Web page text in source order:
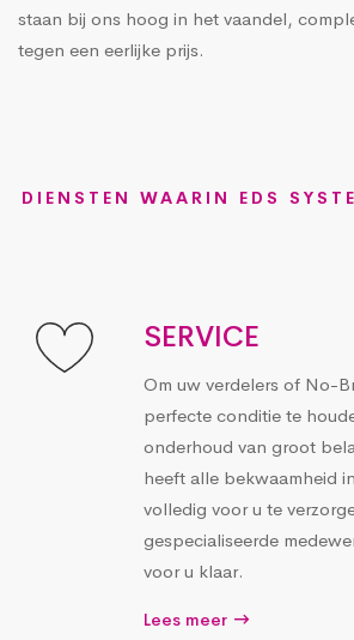
staan bij ons hoog in het vaandel,
tegen een eerlijke prijs.
DIENSTEN WAARIN EDS
SERVICE
Om uw verdelers of No-
perfecte conditie te
onderhoud van groot
heeft alle bekwaamheid
volledig voor u te
gespecialiseerde
voor u klaar.
Lees meer